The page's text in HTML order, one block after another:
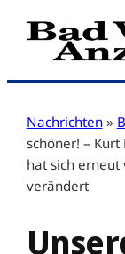
Zum
Inhalt
Nachrichten »
schöner! –
hat sich erneut
verändert